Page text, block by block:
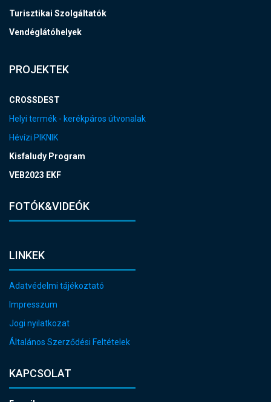
Turisztikai Szolgáltatók
Vendéglátóhelyek
PROJEKTEK
CROSSDEST
Helyi termék - kerékpáros útvonalak
Hévízi PIKNIK
Kisfaludy Program
VEB2023 EKF
FOTÓK&VIDEÓK
LINKEK
Adatvédelmi tájékoztató
Impresszum
Jogi nyilatkozat
Általános Szerződési Feltételek
KAPCSOLAT